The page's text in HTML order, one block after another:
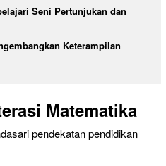
Seni Pertunjukan dan
Keterampilan
Matematika
pendekatan pendidikan